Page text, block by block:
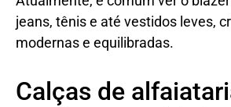
jeans, tênis e até vestidos leves,
modernas e equilibradas.
Calças de